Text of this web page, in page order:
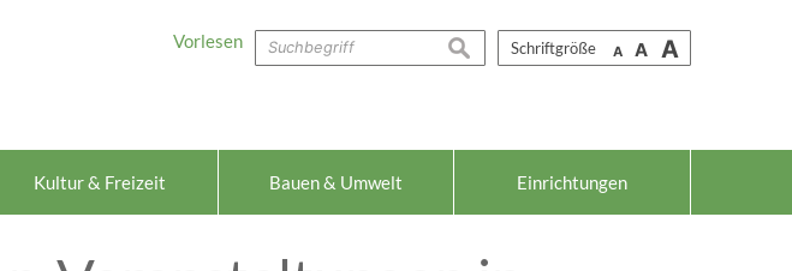
Schriftgröße A A A
suchen
Vorlesen
Kultur & Freizeit Bauen & Umwelt Einrichtungen